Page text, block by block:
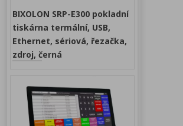
BIXOLON SRP-E300 pokladní
tiskárna termální, USB,
Ethernet, sériová, řezačka,
zdroj, černá